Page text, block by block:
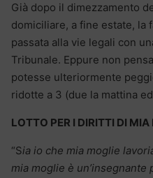
Già dopo il dimezzamento
domiciliare, a fine estate, la
passata alla vie legali con
Tribunale. Eppure non
potesse ulteriormente
ridotte a 3 (due la mattina
LOTTO PER I DIRITTI DI MIA
“Sia io che mia moglie
mia moglie è un’insegnante